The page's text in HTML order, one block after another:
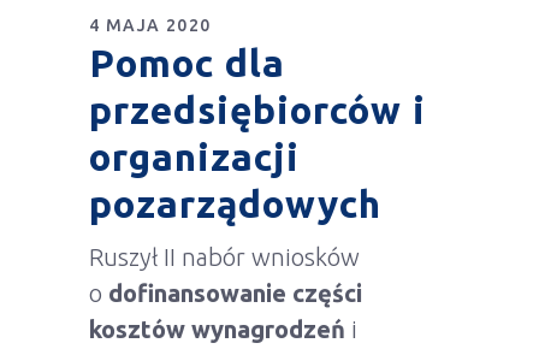
4 MAJA 2020
Pomoc dla
przedsiębiorców i
organizacji
pozarządowych
Ruszył II nabór wniosków
o dofinansowanie części
kosztów wynagrodzeń i